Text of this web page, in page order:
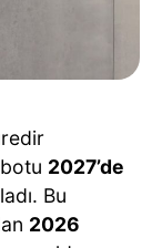
2027’de
Bu
2026